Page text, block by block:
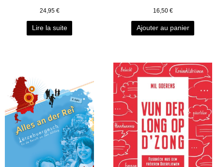
24,95 €
Lire la suite
16,50 €
Ajouter au panier